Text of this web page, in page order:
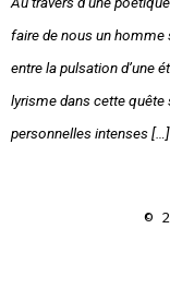
faire de nous un homme
entre la pulsation d’une
lyrisme dans cette
personnelles intenses […]
©